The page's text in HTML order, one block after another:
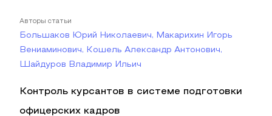
Авторы статьи
Большаков Юрий Николаевич, Макарихин Игорь
Вениаминович, Кошель Александр Антонович,
Шайдуров Владимир Ильич
Контроль курсантов в системе подготовки
офицерских кадров